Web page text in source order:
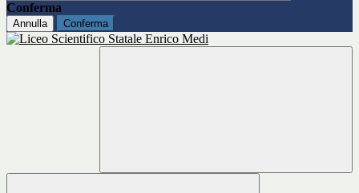
Conferma
Annulla Conferma